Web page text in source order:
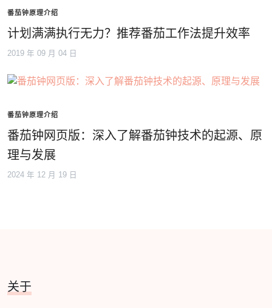
番茄钟原理介绍
计划满满执行无力？推荐番茄工作法提升效率
2019 年 09 月 04 日
番茄钟原理介绍
番茄钟网页版：深入了解番茄钟技术的起源、原
理与发展
2024 年 12 月 19 日
关于